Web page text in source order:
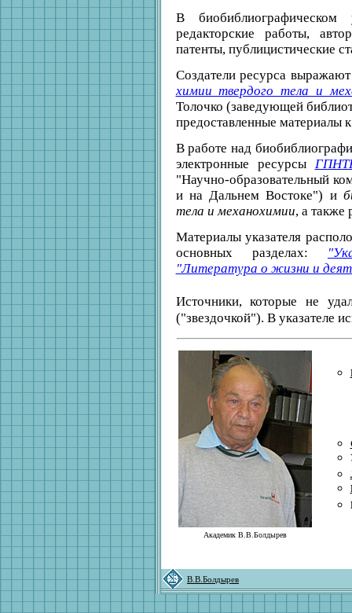
В
редакторские работы,
патенты, публицистические
Создатели ресурса
химии твердого тела и
Толочко (заведующей
предоставленные материалы
В работе над
электронные ресурсы
"Научно-образовательный
и на Дальнем Востоке") и
тела и механохимии, а также
Материалы указателя
основных разделах:
"Литература о жизни и
Источники, которые не
("звездочкой"). В указателе
Академик В.В.Болдырев
В.В.Болдырев